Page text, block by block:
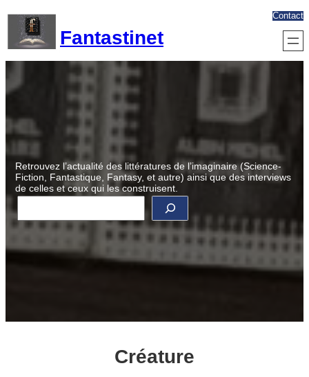
contenu
Fantastinet
Contact
Retrouvez l’actualité des littératures de l’imaginaire (Science-
Fiction, Fantastique, Fantasy, et autre) ainsi que des interviews
de celles et ceux qui les construisent.
R
e
c
r
Créature